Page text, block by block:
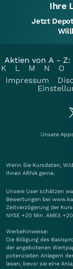
Ihre
Jetzt
Aktien von A - Z:
K
L M N O
Impressum
Unsere
Wenn Sie Kursdaten,
Ihnen ARIVA gerne.
Unsere User schätzen
Bewertungen bei
Zeitverzögerung der
NYSE +20 Min. AMEX
Werbehinweise:
Die Billigung des
der angebotenen
potenziellen Anlegern
lesen, bevor sie eine